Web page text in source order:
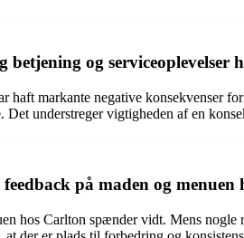
og serviceoplevelser
haft markante negative konsekvenser
Det understreger vigtigheden af en
på maden og menuen
hos Carlton spænder vidt. Mens